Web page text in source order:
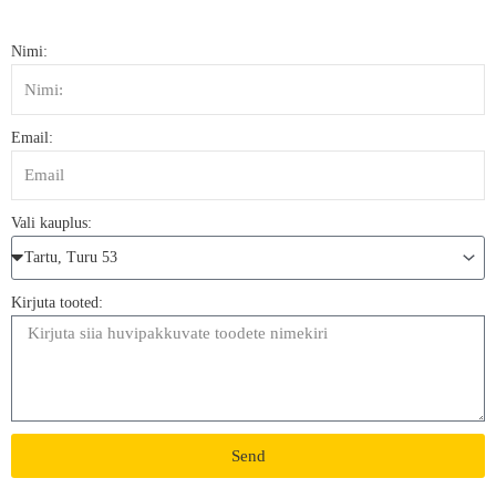
Nimi:
Email:
Vali kauplus:
Kirjuta tooted:
Send